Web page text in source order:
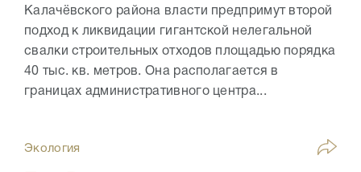
Калачёвского района власти предпримут второй
подход к ликвидации гигантской нелегальной
свалки строительных отходов площадью порядка
40 тыс. кв. метров. Она располагается в
границах административного центра...
Экология